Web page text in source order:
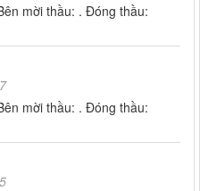
mời thầu: . Đóng thầu:
mời thầu: . Đóng thầu: